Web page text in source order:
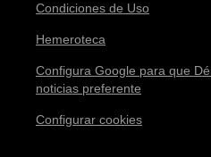
Condiciones de Uso
Hemeroteca
Configura Google para que
noticias preferente
Configurar cookies